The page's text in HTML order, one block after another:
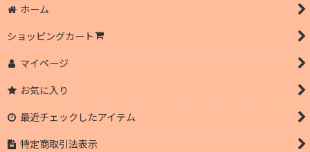
ホーム
ショッピングカート
マイページ
お気に入り
最近チェックしたアイテム
特定商取引法表示